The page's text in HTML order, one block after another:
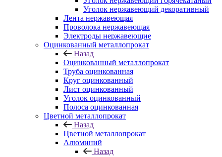
Уголок нержавеющий декоративный
Лента нержавеющая
Проволока нержавеющая
Электроды нержавеющие
Оцинкованный металлопрокат
Назад
Оцинкованный металлопрокат
Труба оцинкованная
Круг оцинкованный
Лист оцинкованный
Уголок оцинкованный
Полоса оцинкованная
Цветной металлопрокат
Назад
Цветной металлопрокат
Алюминий
Назад